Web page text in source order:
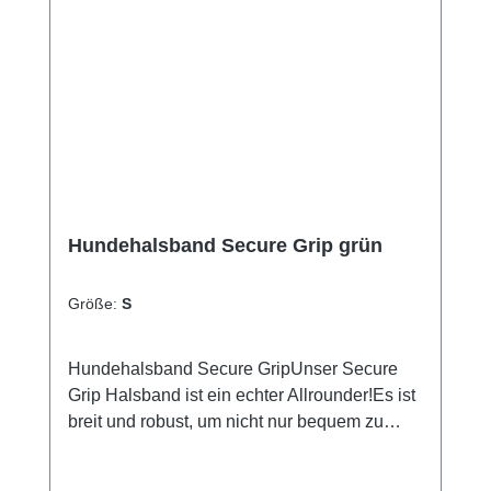
Hundehalsband Secure Grip grün
Größe: S
Hundehalsband Secure GripUnser Secure
Grip Halsband ist ein echter Allrounder!Es ist
breit und robust, um nicht nur bequem zu